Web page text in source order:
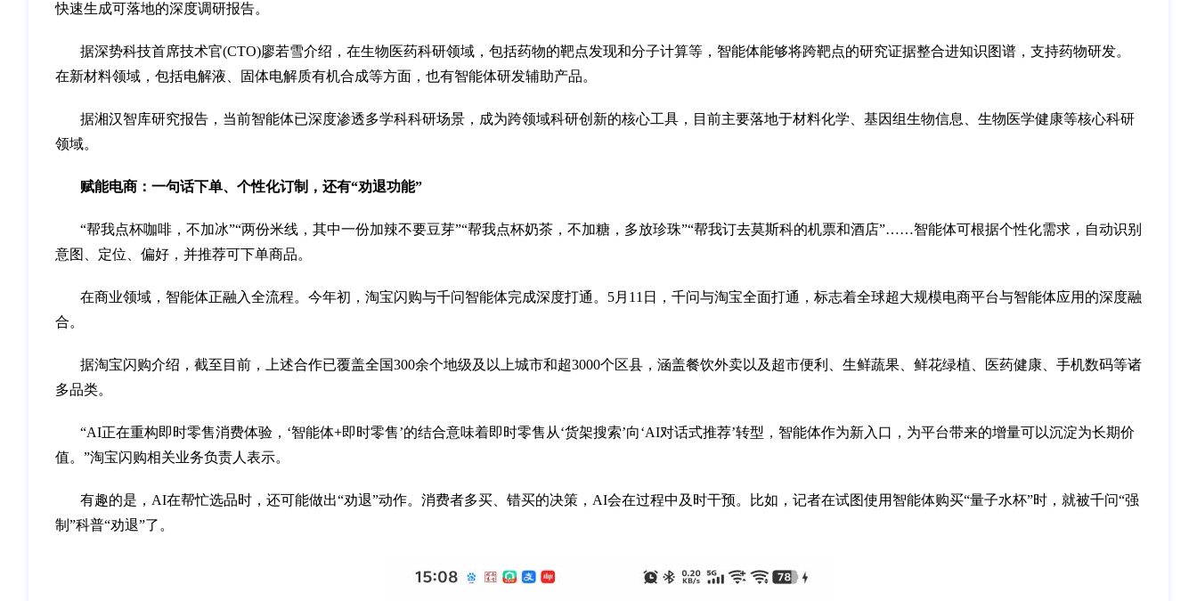
快速生成可落地的深度调研报告。
据深势科技首席技术官(CTO)廖若雪介绍，在生物医药科研领域，包括药物的靶点发现和分子计算等，智能体能够将跨靶点的研究证据整合进知识图谱，支持药物研发。
在新材料领域，包括电解液、固体电解质有机合成等方面，也有智能体研发辅助产品。
据湘汉智库研究报告，当前智能体已深度渗透多学科科研场景，成为跨领域科研创新的核心工具，目前主要落地于材料化学、基因组生物信息、生物医学健康等核心科研
领域。
赋能电商：一句话下单、个性化订制，还有“劝退功能”
“帮我点杯咖啡，不加冰”“两份米线，其中一份加辣不要豆芽”“帮我点杯奶茶，不加糖，多放珍珠”“帮我订去莫斯科的机票和酒店”……智能体可根据个性化需求，自动识别
意图、定位、偏好，并推荐可下单商品。
在商业领域，智能体正融入全流程。今年初，淘宝闪购与千问智能体完成深度打通。5月11日，千问与淘宝全面打通‌，标志着全球超大规模电商平台与智能体应用的深度融
合。 ‌‌
据淘宝闪购介绍，截至目前，上述合作已覆盖全国300余个地级及以上城市和超3000个区县，涵盖餐饮外卖以及超市便利、生鲜蔬果、鲜花绿植、医药健康、手机数码等诸
多品类。
“AI正在重构即时零售消费体验，‘智能体+即时零售’的结合意味着即时零售从‘货架搜索’向‘AI对话式推荐’转型，智能体作为新入口，为平台带来的增量可以沉淀为长期价
值。”淘宝闪购相关业务负责人表示。
有趣的是，AI在帮忙选品时，还可能做出“劝退”动作。消费者多买、错买的决策，AI会在过程中及时干预。比如，记者在试图使用智能体购买“量子水杯”时，就被千问“强
制”科普“劝退”了。